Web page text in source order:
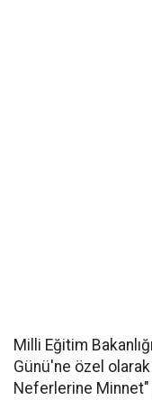
Milli Eğitim
Günü'ne özel
Neferlerine